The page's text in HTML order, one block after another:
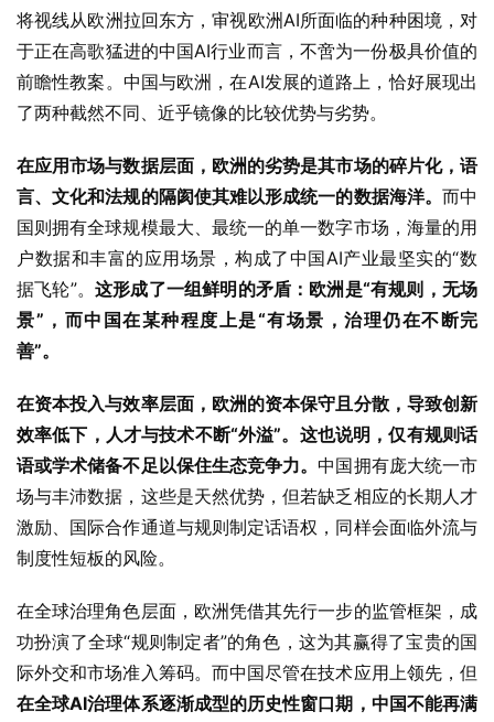
将视线从欧洲拉回东方，审视欧洲AI所面临的种种困境，对
于正在高歌猛进的中国AI行业而言，不啻为一份极具价值的
前瞻性教案。中国与欧洲，在AI发展的道路上，恰好展现出
了两种截然不同、近乎镜像的比较优势与劣势。
在应用市场与数据层面，欧洲的劣势是其市场的碎片化，语
言、文化和法规的隔阂使其难以形成统一的数据海洋。 而中
国则拥有全球规模最大、最统一的单一数字市场，海量的用
户数据和丰富的应用场景，构成了中国AI产业最坚实的“数
据飞轮”。 这形成了一组鲜明的矛盾：欧洲是“有规则，无场
景” ，而中国在某种程度上是“有场景，治理仍在不断完
善”。
在资本投入与效率层面，欧洲的资本保守且分散，导致创新
效率低下，人才与技术不断“外溢”。这也说明，仅有规则话
语或学术储备不足以保住生态竞争力。中国拥有庞大统一市
场与丰沛数据，这些是天然优势，但若缺乏相应的长期人才
激励、国际合作通道与规则制定话语权，同样会面临外流与
制度性短板的风险。
在全球治理角色层面，欧洲凭借其先行一步的监管框架，成
功扮演了全球“规则制定者”的角色，这为其赢得了宝贵的国
际外交和市场准入筹码。而中国尽管在技术应用上领先，但
在全球AI治理体系逐渐成型的历史性窗口期，中国不能再满